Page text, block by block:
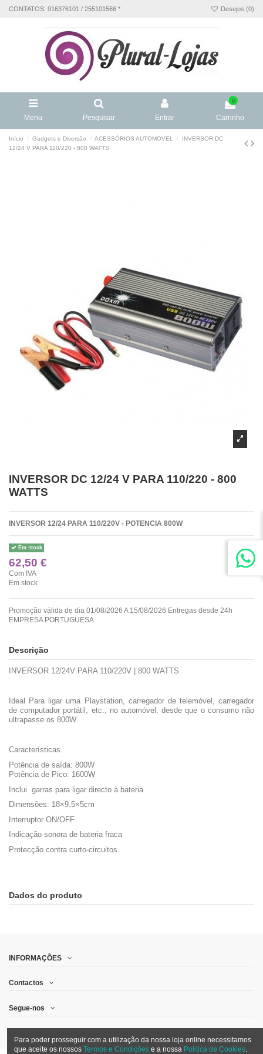
CONTATOS: 916376101 / 255101566 * Desejos (0)
Menu Pesquisar Entrar
0
Carrinho
Início Gadgets e Diversão ACESSÓRIOS AUTOMOVEL
INVERSOR DC
12/24 V PARA 110/220 - 800 WATTS
INVERSOR DC 12/24 V PARA 110/220 - 800
WATTS
INVERSOR 12/24 PARA 110/220V - POTENCIA 800W
Em stock
62,50 €
Com IVA
Em stock
Promoção válida de dia 01/08/2026 A 15/08/2026 Entregas desde 24h
EMPRESA PORTUGUESA
Descrição
INVERSOR 12/24V PARA 110/220V | 800 WATTS
Ideal Para ligar uma Playstation, carregador de telemóvel, carregador
de computador portátil, etc., no automóvel, desde que o consumo não
ultrapasse os 800W
Características.
Potência de saída: 800W
Potência de Pico: 1600W
Inclui garras para ligar directo à bateria
Dimensões: 18×9.5×5cm
Interruptor ON/OFF
Indicação sonora de bateria fraca
Protecção contra curto-circuitos.
Dados do produto
INFORMAÇÕES
Contactos
Segue-nos
Para poder prosseguir com a utilização da nossa loja online necessitamos
que aceite os nossos Termos e Condições e a nossa Politica de Cookies.